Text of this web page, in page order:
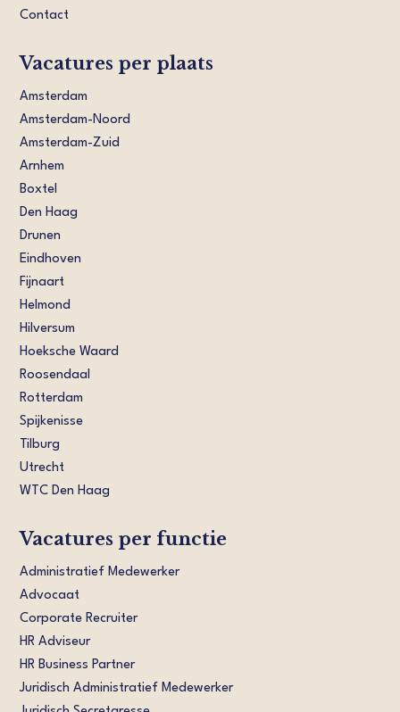
Contact
Vacatures per plaats
Amsterdam
Amsterdam-Noord
Amsterdam-Zuid
Arnhem
Boxtel
Den Haag
Drunen
Eindhoven
Fijnaart
Helmond
Hilversum
Hoeksche Waard
Roosendaal
Rotterdam
Spijkenisse
Tilburg
Utrecht
WTC Den Haag
Vacatures per functie
Administratief Medewerker
Advocaat
Corporate Recruiter
HR Adviseur
HR Business Partner
Juridisch Administratief Medewerker